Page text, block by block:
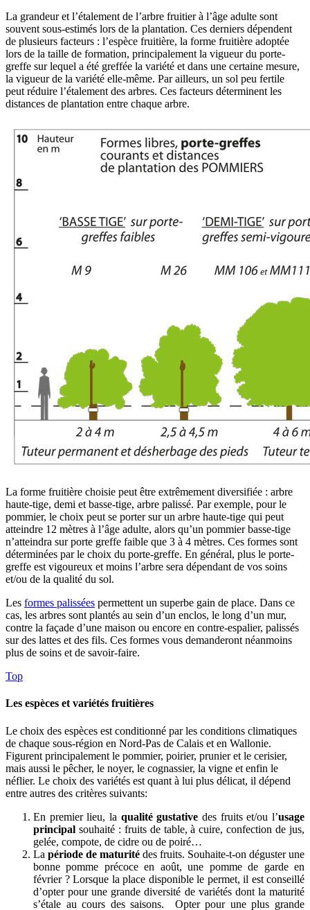
La grandeur et l’étalement de l’arbre fruitier à l’âge adulte sont
souvent sous-estimés lors de la plantation. Ces derniers dépendent
de plusieurs facteurs : l’espèce fruitière, la forme fruitière adoptée
lors de la taille de formation, principalement la vigueur du porte-
greffe sur lequel a été greffée la variété et dans une certaine mesure,
la vigueur de la variété elle-même. Par ailleurs, un sol peu fertile
peut réduire l’étalement des arbres. Ces facteurs déterminent les
distances de plantation entre chaque arbre.
La forme fruitière choisie peut être extrêmement diversifiée : arbre
haute-tige, demi et basse-tige, arbre palissé. Par exemple, pour le
pommier, le choix peut se porter sur un arbre haute-tige qui peut
atteindre 12 mètres à l’âge adulte, alors qu’un pommier basse-tige
n’atteindra sur porte greffe faible que 3 à 4 mètres. Ces formes sont
déterminées par le choix du porte-greffe. En général, plus le porte-
greffe est vigoureux et moins l’arbre sera dépendant de vos soins
et/ou de la qualité du sol.
Les formes palissées permettent un superbe gain de place. Dans ce
cas, les arbres sont plantés au sein d’un enclos, le long d’un mur,
contre la façade d’une maison ou encore en contre-espalier, palissés
sur des lattes et des fils. Ces formes vous demanderont néanmoins
plus de soins et de savoir-faire.
Top
Les espèces et variétés fruitières
Le choix des espèces est conditionné par les conditions climatiques
de chaque sous-région en Nord-Pas de Calais et en Wallonie.
Figurent principalement le pommier, poirier, prunier et le cerisier,
mais aussi le pêcher, le noyer, le cognassier, la vigne et enfin le
néflier. Le choix des variétés est quant à lui plus délicat, il dépend
entre autres des critères suivants:
En premier lieu, la qualité gustative des fruits et/ou l’usage
principal souhaité : fruits de table, à cuire, confection de jus,
gelée, compote, de cidre ou de poiré…
La période de maturité des fruits. Souhaite-t-on déguster une
bonne pomme précoce en août, une pomme de garde en
février ? Lorsque la place disponible le permet, il est conseillé
d’opter pour une grande diversité de variétés dont la maturité
s’étale au cours des saisons. Opter pour une plus grande